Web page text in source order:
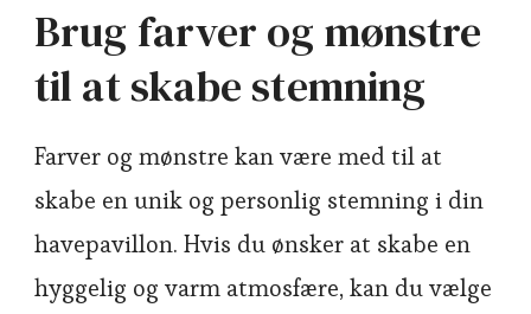
Brug farver og mønstre
til at skabe stemning
Farver og mønstre kan være med til at
skabe en unik og personlig stemning i din
havepavillon. Hvis du ønsker at skabe en
hyggelig og varm atmosfære, kan du vælge